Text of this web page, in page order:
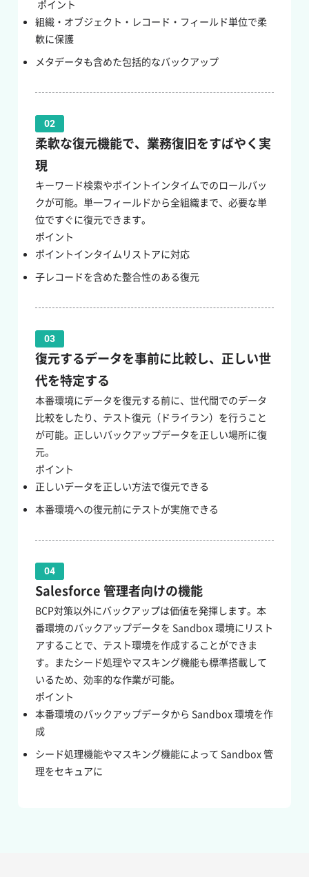
ポイント
組織・オブジェクト・レコード・フィールド単位で柔
軟に保護
メタデータも含めた包括的なバックアップ
02
柔軟な復元機能で、業務復旧をすばやく実
現
キーワード検索やポイントインタイムでのロールバッ
クが可能。単一フィールドから全組織まで、必要な単
位ですぐに復元できます。
ポイント
ポイントインタイムリストアに対応
子レコードを含めた整合性のある復元
03
復元するデータを事前に比較し、正しい世
代を特定する
本番環境にデータを復元する前に、世代間でのデータ
比較をしたり、テスト復元（ドライラン）を行うこと
が可能。正しいバックアップデータを正しい場所に復
元。
ポイント
正しいデータを正しい方法で復元できる
本番環境への復元前にテストが実施できる
04
Salesforce 管理者向けの機能
BCP対策以外にバックアップは価値を発揮します。本
番環境のバックアップデータを Sandbox 環境にリスト
アすることで、テスト環境を作成することができま
す。またシード処理やマスキング機能も標準搭載して
いるため、効率的な作業が可能。
ポイント
本番環境のバックアップデータから Sandbox 環境を作
成
シード処理機能やマスキング機能によって Sandbox 管
理をセキュアに